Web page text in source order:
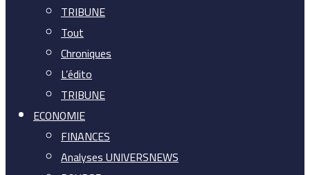
TRIBUNE
Tout
Chroniques
L’édito
TRIBUNE
ECONOMIE
FINANCES
Analyses UNIVERSNEWS